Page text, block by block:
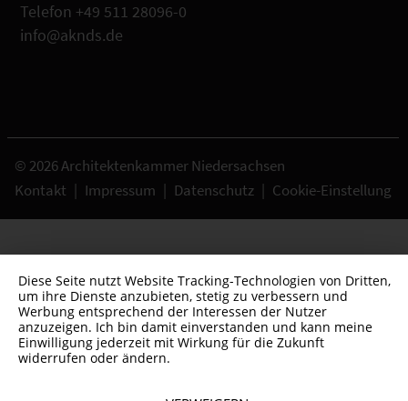
Telefon +49 511 28096-0
info@aknds.de
© 2026 Architektenkammer Niedersachsen
Kontakt | Impressum | Datenschutz | Cookie-Einstellung
Diese Seite nutzt Website Tracking-Technologien von Dritten,
um ihre Dienste anzubieten, stetig zu verbessern und
Werbung entsprechend der Interessen der Nutzer
anzuzeigen. Ich bin damit einverstanden und kann meine
Einwilligung jederzeit mit Wirkung für die Zukunft
widerrufen oder ändern.